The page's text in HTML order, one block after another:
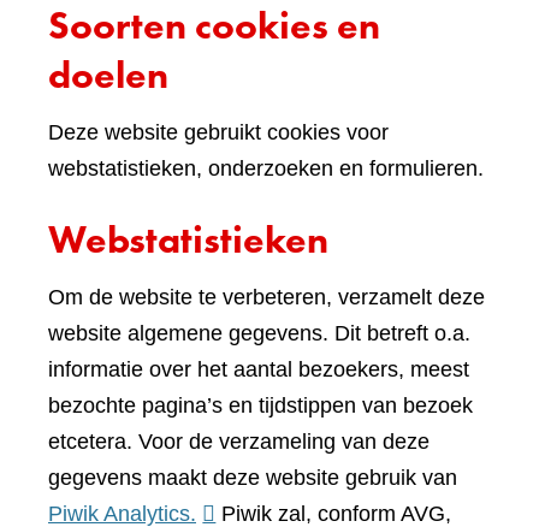
Soorten cookies en
doelen
Deze website gebruikt cookies voor
webstatistieken, onderzoeken en formulieren.
Webstatistieken
Om de website te verbeteren, verzamelt deze
website algemene gegevens. Dit betreft o.a.
informatie over het aantal bezoekers, meest
bezochte pagina’s en tijdstippen van bezoek
etcetera. Voor de verzameling van deze
gegevens maakt deze website gebruik van
Piwik Analytics. (verwijst
Piwik zal, conform AVG,